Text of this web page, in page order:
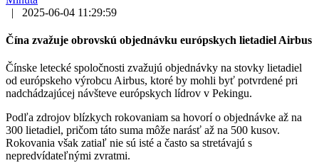
|
2025-06-04 11:29:59
Čína zvažuje obrovskú objednávku európskych lietadiel Airbus
Čínske letecké spoločnosti zvažujú objednávky na stovky lietadiel
od európskeho výrobcu Airbus, ktoré by mohli byť potvrdené pri
nadchádzajúcej návšteve európskych lídrov v Pekingu.
Podľa zdrojov blízkych rokovaniam sa hovorí o objednávke až na
300 lietadiel, pričom táto suma môže narásť až na 500 kusov.
Rokovania však zatiaľ nie sú isté a často sa stretávajú s
nepredvídateľnými zvratmi.